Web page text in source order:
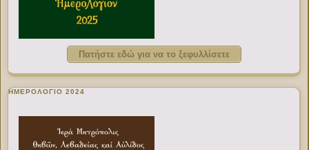
Πατήστε εδώ για να το ξεφυλλίσετε
ΗΜΕΡΟΛΟΓΙΟ 2024